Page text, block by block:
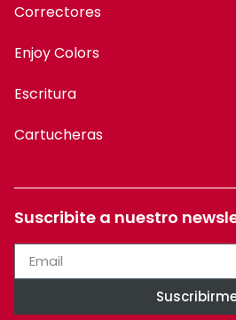
Correctores
Enjoy Colors
Escritura
Cartucheras
Suscribite a nuestro